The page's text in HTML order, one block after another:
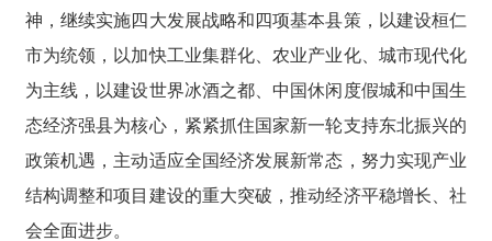
神，继续实施四大发展战略和四项基本县策，以建设桓仁
市为统领，以加快工业集群化、农业产业化、城市现代化
为主线，以建设世界冰酒之都、中国休闲度假城和中国生
态经济强县为核心，紧紧抓住国家新一轮支持东北振兴的
政策机遇，主动适应全国经济发展新常态，努力实现产业
结构调整和项目建设的重大突破，推动经济平稳增长、社
会全面进步。